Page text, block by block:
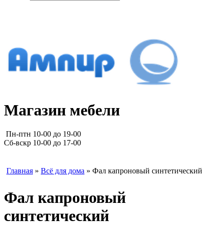
Магазин мебели
Пн-птн 10-00 до 19-00
Сб-вскр 10-00 до 17-00
Главная » Всё для дома » Фал капроновый синтетический
Фал капроновый
синтетический